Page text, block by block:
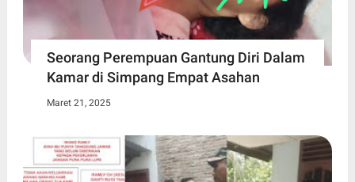
Seorang Perempuan Gantung Diri Dalam
Kamar di Simpang Empat Asahan
Maret 21, 2025